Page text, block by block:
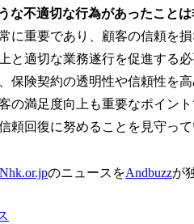
な不適切な行為があったこと
に重要であり、顧客の信頼を
と適切な業務遂行を促進する
保険契約の透明性や信頼性を
の満足度向上も重要なポイン
頼回復に努めることを見守って
Nhk.or.jpのニュースをAndbuzzが